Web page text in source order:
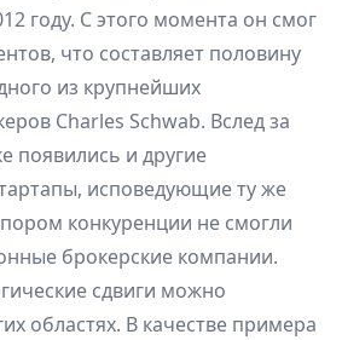
году. С этого момента он смог
что составляет половину
из крупнейших
Charles Schwab. Вслед за
появились и другие
исповедующие ту же
конкуренции не смогли
брокерские компании.
сдвиги можно
областях. В качестве примера